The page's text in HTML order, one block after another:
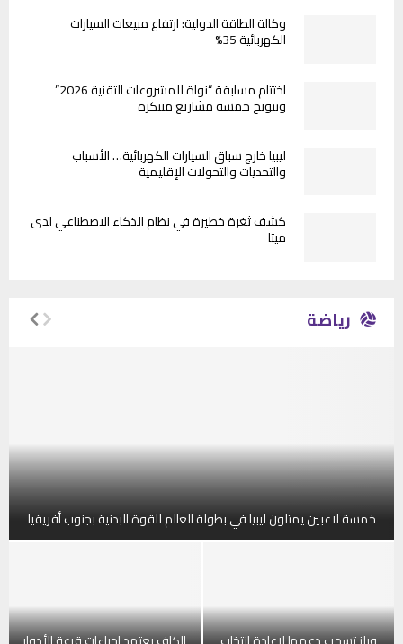
وكالة الطاقة الدولية: ارتفاع مبيعات السيارات
الكهربائية 35%
اختتام مسابقة “نواة للمشروعات التقنية 2026”
وتتويج خمسة مشاريع مبتكرة
ليبيا خارج سباق السيارات الكهربائية… الأسباب
والتحديات والتحولات الإقليمية
كشف ثغرة خطيرة في نظام الذكاء الاصطناعي لدى
ميتا
رياضة
خ
ة
ل
خمسة لاعبين يمثلون ليبيا في بطولة العالم للقوة البدنية بجنوب أفريقيا